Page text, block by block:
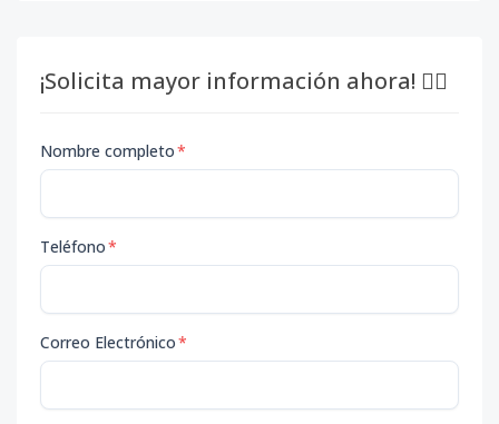
¡Solicita mayor información ahora! 👇🏽
Nombre completo*
Teléfono*
Correo Electrónico*